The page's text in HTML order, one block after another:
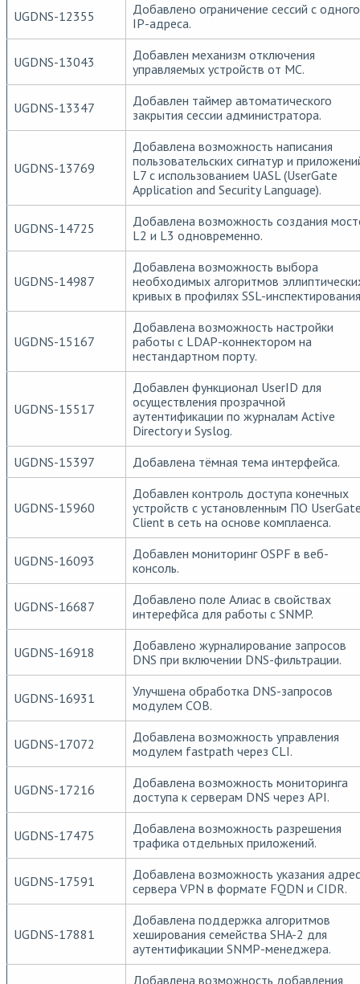
UGDNS-12355
Добавлено ограничение сессий с одного
IP-адреса.
UGDNS-13043
Добавлен механизм отключения
управляемых устройств от MC.
UGDNS-13347
Добавлен таймер автоматического
закрытия сессии администратора.
UGDNS-13769
Добавлена возможность написания
пользовательских сигнатур и
L7 с использованием UASL (UserGate
Application and Security Language).
UGDNS-14725
Добавлена возможность создания
L2 и L3 одновременно.
UGDNS-14987
Добавлена возможность выбора
необходимых алгоритмов
кривых в профилях SSL-
UGDNS-15167
Добавлена возможность настройки
работы с LDAP-коннектором на
нестандартном порту.
UGDNS-15517
Добавлен функционал UserID для
осуществления прозрачной
аутентификации по журналам Active
Directory и Syslog.
UGDNS-15397
Добавлена тёмная тема интерфейса.
UGDNS-15960
Добавлен контроль доступа конечных
устройств с установленным ПО
Client в сеть на основе комплаенса.
UGDNS-16093
Добавлен мониторинг OSPF в веб-
консоль.
UGDNS-16687
Добавлено поле Алиас в свойствах
интерефйса для работы с SNMP.
UGDNS-16918
Добавлено журналирование запросов
DNS при включении DNS-фильтрации.
UGDNS-16931
Улучшена обработка DNS-запросов
модулем СОВ.
UGDNS-17072
Добавлена возможность управления
модулем fastpath через CLI.
UGDNS-17216
Добавлена возможность мониторинга
доступа к серверам DNS через API.
UGDNS-17475
Добавлена возможность разрешения
трафика отдельных приложений.
UGDNS-17591
Добавлена возможность указания
сервера VPN в формате FQDN и CIDR.
UGDNS-17881
Добавлена поддержка алгоритмов
хеширования семейства SHA-2 для
аутентификации SNMP-менеджера.
Добавлена возможность добавления